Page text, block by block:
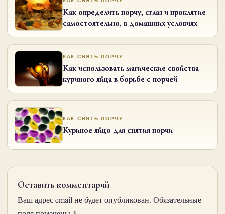
Как определить порчу, сглаз и проклятие
самостоятельно, в домашних условиях
КАК СНЯТЬ ПОРЧУ
Как использовать магические свойства
куриного яйца в борьбе с порчей
КАК СНЯТЬ ПОРЧУ
Куриное яйцо для снятия порчи
Оставить комментарий
Ваш адрес email не будет опубликован. Обязательные